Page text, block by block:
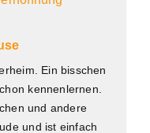
Ein bisschen
kennenlernen.
und andere
und ist einfach